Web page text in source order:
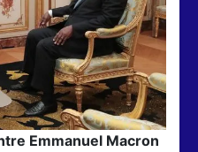
Emmanuel Macron